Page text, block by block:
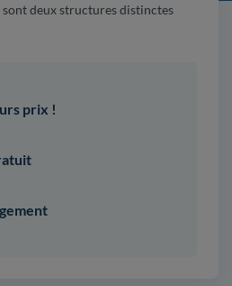
deux structures distinctes
prix !